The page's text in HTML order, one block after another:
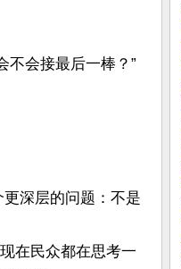
不会接最后一棒？”
深层的问题：不是
在民众都在思考一